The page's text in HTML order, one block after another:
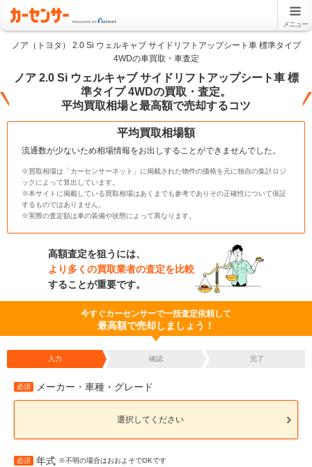
メニュー
ノア（トヨタ） 2.0 Si ウェルキャブ サイドリフトアップシート車 標準タイプ
4WDの車買取・車査定
ノア 2.0 Si ウェルキャブ サイドリフトアップシート車 標
準タイプ 4WDの買取・査定。
平均買取相場と最高額で売却するコツ
平均買取相場額
流通数が少ないため相場情報をお出しすることができませんでした。
※買取相場は「カーセンサーネット」に掲載された物件の価格を元に独自の集計ロジ
ックによって算出しています。
※本サイトに掲載している買取相場はあくまでも参考でありその正確性について保証
するものではありません。
※実際の査定額は車の装備や状態によって異なります。
高額査定を狙うには、
より多くの買取業者の査定を比較
することが重要です。
今すぐカーセンサーで一括査定依頼して
最高額で売却しましょう！
入力 確認 完了
必須 メーカー・車種・グレード
選択してください
必須 年式 ※不明の場合はおおよそでOKです